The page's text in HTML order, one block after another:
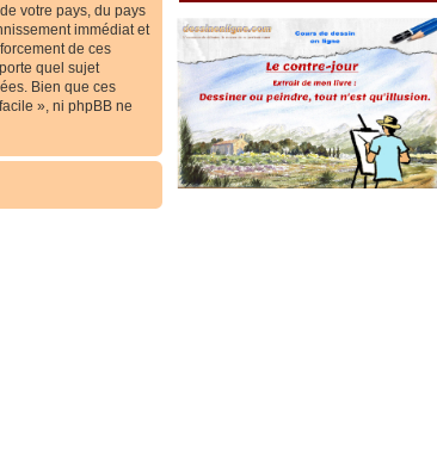
votre pays, du pays
immédiat et
de ces
quel sujet
Bien que ces
», ni phpBB ne